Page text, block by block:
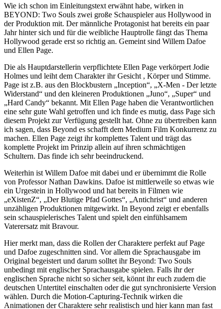
Wie ich schon im Einleitungstext erwähnt habe, wirken in
BEYOND: Two Souls zwei große Schauspieler aus Hollywood in
der Produktion mit. Der männliche Protagonist hat bereits ein paar
Jahr hinter sich und für die weibliche Hauptrolle fängt das Thema
Hollywood gerade erst so richtig an. Gemeint sind Willem Dafoe
und Ellen Page.
Die als Hauptdarstellerin verpflichtete Ellen Page verkörpert Jodie
Holmes und leiht dem Charakter ihr Gesicht , Körper und Stimme.
Page ist z.B. aus den Blockbustern „Inception“, „X-Men - Der letzte
Widerstand“ und den kleineren Produktionen „Juno“, „Super“ und
„Hard Candy“ bekannt. Mit Ellen Page haben die Verantwortlichen
eine sehr gute Wahl getroffen und ich finde es mutig, dass Page sich
diesem Projekt zur Verfügung gestellt hat. Ohne zu übertreiben kann
ich sagen, dass Beyond es schafft dem Medium Film Konkurrenz zu
machen. Ellen Page zeigt ihr komplettes Talent und trägt das
komplette Projekt im Prinzip allein auf ihren schmächtigen
Schultern. Das finde ich sehr beeindruckend.
Weiterhin ist Willem Dafoe mit dabei und er übernimmt die Rolle
von Professor Nathan Dawkins. Dafoe ist mittlerweile so etwas wie
ein Urgestein in Hollywood und hat bereits in Filmen wie
„eXistenZ“, „Der Blutige Pfad Gottes“, „Antichrist“ und anderen
unzähligen Produktionen mitgewirkt. In Beyond zeigt er ebenfalls
sein schauspielerisches Talent und spielt den einfühlsamem
Vaterersatz mit Bravour.
Hier merkt man, dass die Rollen der Charaktere perfekt auf Page
und Dafoe zugeschnitten sind. Vor allem die Sprachausgabe im
Original begeistert und darum solltet ihr Beyond: Two Souls
unbedingt mit englischer Sprachausgabe spielen. Falls ihr der
englischen Sprache nicht so sicher seit, könnt ihr euch zudem die
deutschen Untertitel einschalten oder die gut synchronisierte Version
wählen. Durch die Motion-Capturing-Technik wirken die
Animationen der Charaktere sehr realistisch und hier kann man fast